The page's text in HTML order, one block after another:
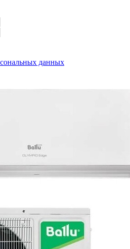
данных